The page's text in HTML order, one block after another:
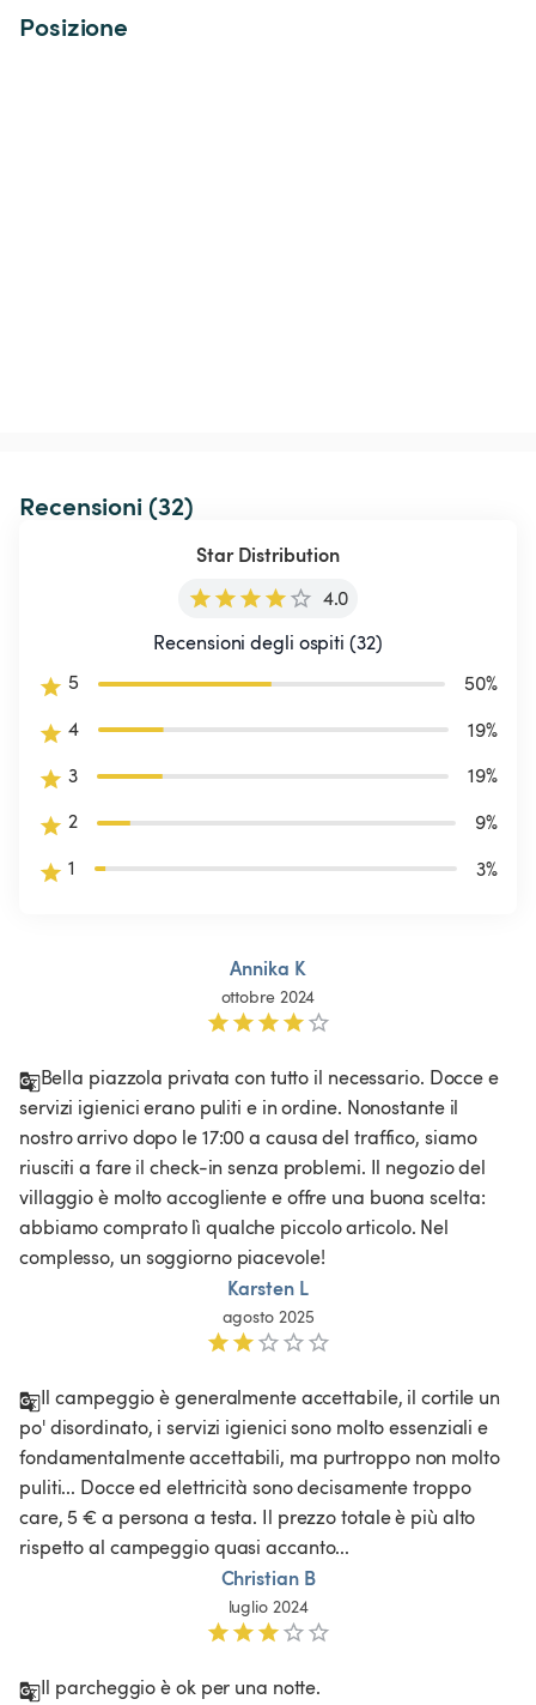
Posizione
Recensioni (32)
Star Distribution
4.0
Recensioni degli ospiti (32)
5
50%
4
19%
3
19%
2
9%
1
3%
Annika K
ottobre 2024
Bella piazzola privata con tutto il necessario. Docce e
servizi igienici erano puliti e in ordine. Nonostante il
nostro arrivo dopo le 17:00 a causa del traffico, siamo
riusciti a fare il check-in senza problemi. Il negozio del
villaggio è molto accogliente e offre una buona scelta:
abbiamo comprato lì qualche piccolo articolo. Nel
complesso, un soggiorno piacevole!
Karsten L
agosto 2025
Il campeggio è generalmente accettabile, il cortile un
po' disordinato, i servizi igienici sono molto essenziali e
fondamentalmente accettabili, ma purtroppo non molto
puliti... Docce ed elettricità sono decisamente troppo
care, 5 € a persona a testa. Il prezzo totale è più alto
rispetto al campeggio quasi accanto...
Christian B
luglio 2024
Il parcheggio è ok per una notte.